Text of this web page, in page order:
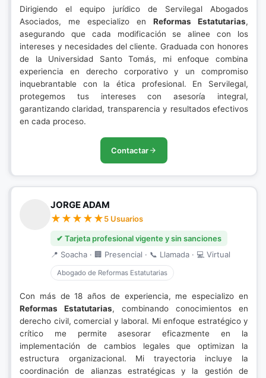
Dirigiendo el equipo jurídico de Servilegal Abogados
Asociados, me especializo en Reformas Estatutarias,
asegurando que cada modificación se alinee con los
intereses y necesidades del cliente. Graduada con honores
de la Universidad Santo Tomás, mi enfoque combina
experiencia en derecho corporativo y un compromiso
inquebrantable con la ética profesional. En Servilegal,
protegemos tus intereses con asesoría integral,
garantizando claridad, transparencia y resultados efectivos
en cada proceso.
Contactar
JORGE ADAM
5 Usuarios
✔ Tarjeta profesional vigente y sin sanciones
📍 Soacha · 🏢 Presencial · 📞 Llamada · 💻 Virtual
Abogado de Reformas Estatutarias
Con más de 18 años de experiencia, me especializo en
Reformas Estatutarias, combinando conocimientos en
derecho civil, comercial y laboral. Mi enfoque estratégico y
crítico me permite asesorar eficazmente en la
implementación de cambios legales que optimizan la
estructura organizacional. Mi trayectoria incluye la
coordinación de alianzas estratégicas y la gestión de